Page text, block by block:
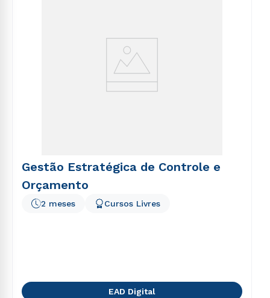
Gestão Estratégica de Controle e
Orçamento
2 meses Cursos Livres
EAD Digital